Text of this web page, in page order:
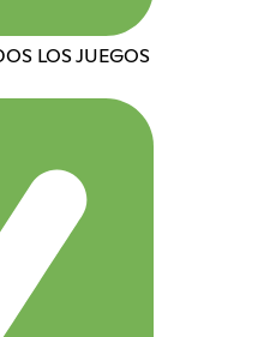
LOS JUEGOS